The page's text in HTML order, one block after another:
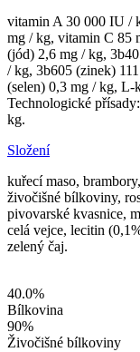
vitamin A 30 000 IU /
mg / kg, vitamin C 85
(jód) 2,6 mg / kg,
/ kg, 3b605 (zinek)
(selen) 0,3 mg / kg,
Technologické
kg.
Složení
kuřecí maso,
živočišné bílkoviny,
pivovarské kvasnice,
celá vejce, lecitin
zelený čaj.
40.0%
Bílkovina
90%
Živočišné bílkoviny